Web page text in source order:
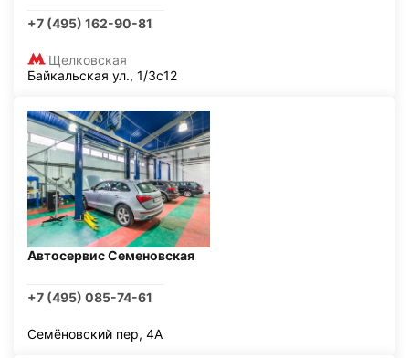
+7 (495) 162-90-81
Щелковская
Байкальская ул., 1/3с12
Автосервис Семеновская
+7 (495) 085-74-61
Семёновский пер, 4А